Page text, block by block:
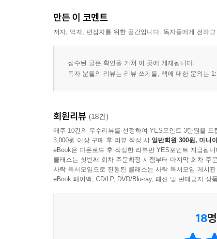
만든 이 코멘트
저자, 역자, 편집자를 위한 공간입니다. 독자들에게 전하
접수된 글은 확인을 거쳐 이 곳에 게재됩니다.
독자 분들의 리뷰는 리뷰 쓰기를, 책에 대한 문의는
회원리뷰 (18건)
매주 10건의 우수리뷰를 선정하여 YES포인트 3만원을 드
3,000원 이상 구매 후 리뷰 작성 시 일반회원 300원, 마니
eBook은 다운로드 후 작성한 리뷰만 YES포인트 지급됩니
클래스는 첫번째 회차 주문확정 시점부터 마지막 회차 주
사락 독서모임으로 진행된 클래스는 사락 독서모임 게시
eBook 페이백, CD/LP, DVD/Blu-ray, 패션 및 판매금지 상
18